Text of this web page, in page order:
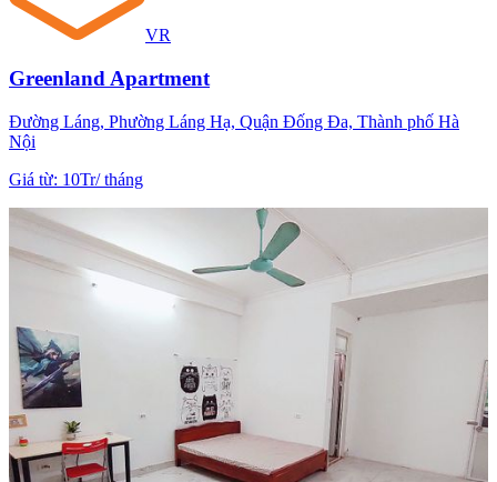
VR
Greenland Apartment
Đường Láng, Phường Láng Hạ, Quận Đống Đa, Thành phố Hà
Nội
Giá từ: 10Tr/tháng